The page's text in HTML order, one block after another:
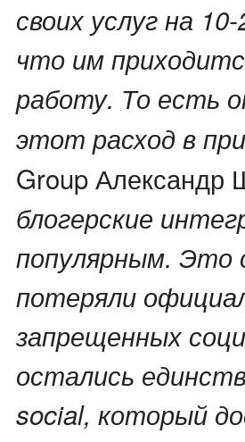
своих услуг на
что им
работу. То есть
этот расход в
Group Александр
блогерские
популярным. Это
потеряли
запрещенных
остались
social, который